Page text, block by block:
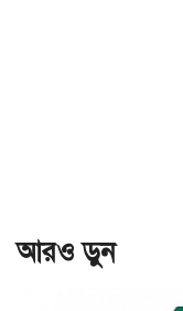
আরও ড়ুন